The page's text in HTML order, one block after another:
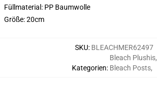
Füllmaterial: PP Baumwolle
Größe: 20cm
SKU: BLEACHMER62497
Kategorien:
Bleach Plushis,
Bleach Posts,